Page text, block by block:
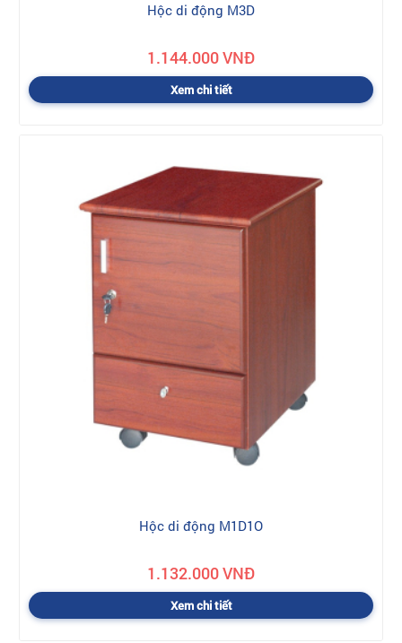
Hộc di động M3D
1.144.000 VNĐ
Xem chi tiết
Hộc di động M1D1O
1.132.000 VNĐ
Xem chi tiết